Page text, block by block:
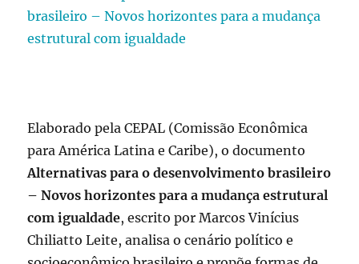
Elaborado pela CEPAL (Comissão Econômica
para América Latina e Caribe), o documento
Alternativas para o desenvolvimento brasileiro
– Novos horizontes para a mudança estrutural
com igualdade, escrito por Marcos Vinícius
Chiliatto Leite, analisa o cenário político e